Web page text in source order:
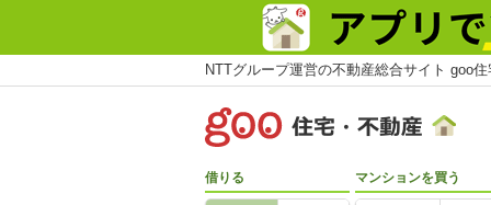
NTTグループ運営の不動産総合サイト goo
借りる マンションを買う